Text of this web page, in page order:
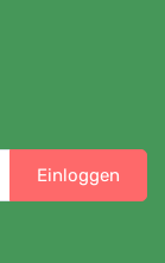
Einloggen